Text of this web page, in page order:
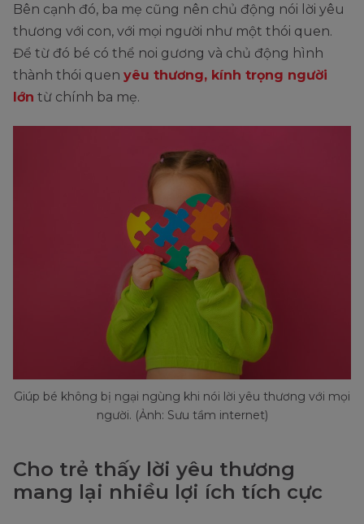
Bên cạnh đó, ba mẹ cũng nên chủ động nói lời yêu
thương với con, với mọi người như một thói quen.
Để từ đó bé có thể noi gương và chủ động hình
thành thói quen yêu thương, kính trọng người
lớn từ chính ba mẹ.
Giúp bé không bị ngại ngùng khi nói lời yêu thương với mọi
người. (Ảnh: Sưu tầm internet)
Cho trẻ thấy lời yêu thương
mang lại nhiều lợi ích tích cực